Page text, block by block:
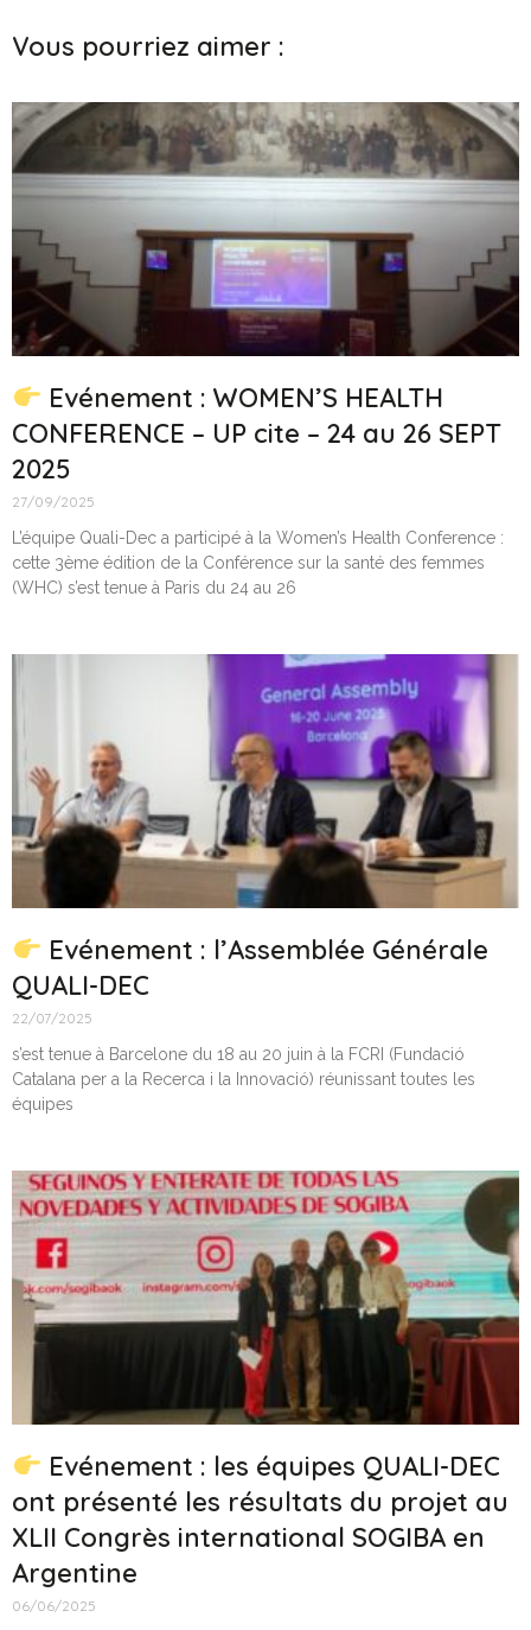
Vous pourriez aimer :
Evénement : WOMEN’S HEALTH
CONFERENCE – UP cite – 24 au 26 SEPT
2025
27/09/2025
L’équipe Quali-Dec a participé à la Women’s Health Conference :
cette 3ème édition de la Conférence sur la santé des femmes
(WHC) s’est tenue à Paris du 24 au 26
Evénement : l’Assemblée Générale
QUALI-DEC
22/07/2025
s’est tenue à Barcelone du 18 au 20 juin à la FCRI (Fundació
Catalana per a la Recerca i la Innovació) réunissant toutes les
équipes
Evénement : les équipes QUALI-DEC
ont présenté les résultats du projet au
XLII Congrès international SOGIBA en
Argentine
06/06/2025